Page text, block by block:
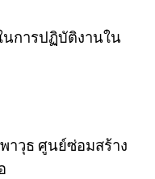
นการปฏิบัติงานใน
าวุธ ศูนย์ซ่อมสร้าง